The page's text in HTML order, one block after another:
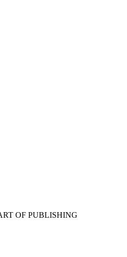
OF PUBLISHING